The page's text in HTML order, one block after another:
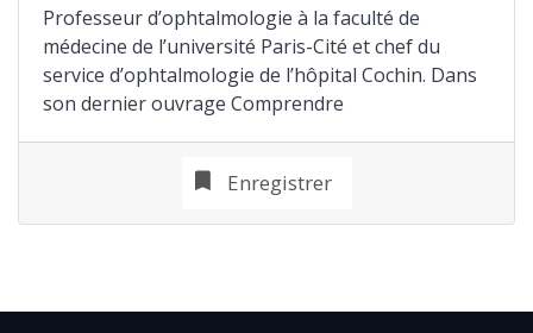
Professeur d’ophtalmologie à la faculté de
médecine de l’université Paris-Cité et chef du
service d’ophtalmologie de l’hôpital Cochin. Dans
son dernier ouvrage Comprendre
Enregistrer